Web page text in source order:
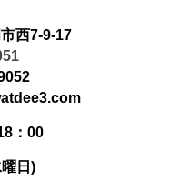
西7-9-17
：00
日)